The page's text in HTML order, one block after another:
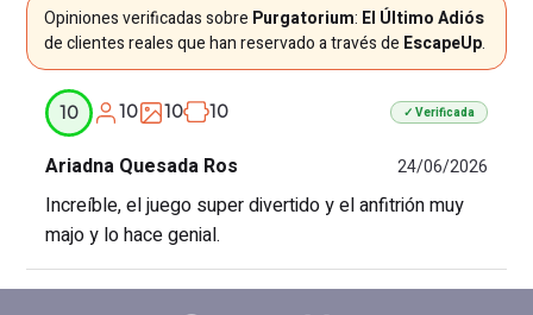
Opiniones verificadas sobre Purgatorium: El Último Adiós
de clientes reales que han reservado a través de EscapeUp.
10 10 10 10 ✓ Verificada
Ariadna Quesada Ros 24/06/2026
Increíble, el juego super divertido y el anfitrión muy
majo y lo hace genial.